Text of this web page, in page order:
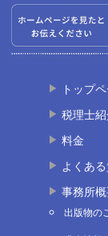
トップ
税理士
料金
よくあ
事務所
出版物の